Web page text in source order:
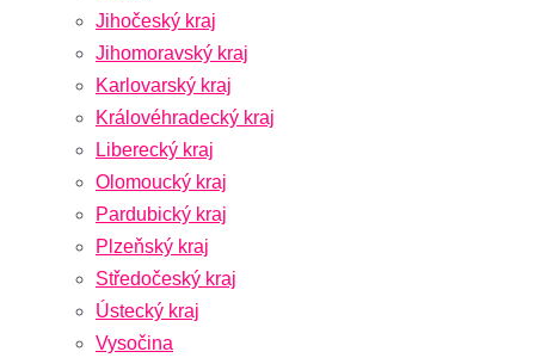
Jihočeský kraj
Jihomoravský kraj
Karlovarský kraj
Královéhradecký kraj
Liberecký kraj
Olomoucký kraj
Pardubický kraj
Plzeňský kraj
Středočeský kraj
Ústecký kraj
Vysočina